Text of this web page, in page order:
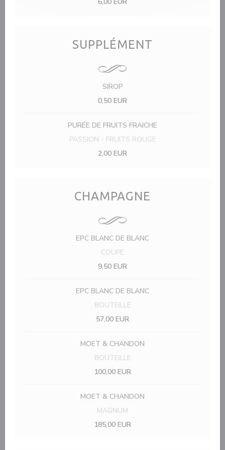
SUPPLÉMENT
SIROP
0,50 EUR
PURÉE DE FRUITS FRAICHE
PASSION - FRUITS ROUGE
2,00 EUR
CHAMPAGNE
EPC BLANC DE BLANC
COUPE
9,50 EUR
EPC BLANC DE BLANC
BOUTEILLE
57,00 EUR
MOET & CHANDON
BOUTEILLE
100,00 EUR
MOET & CHANDON
MAGNUM
185,00 EUR